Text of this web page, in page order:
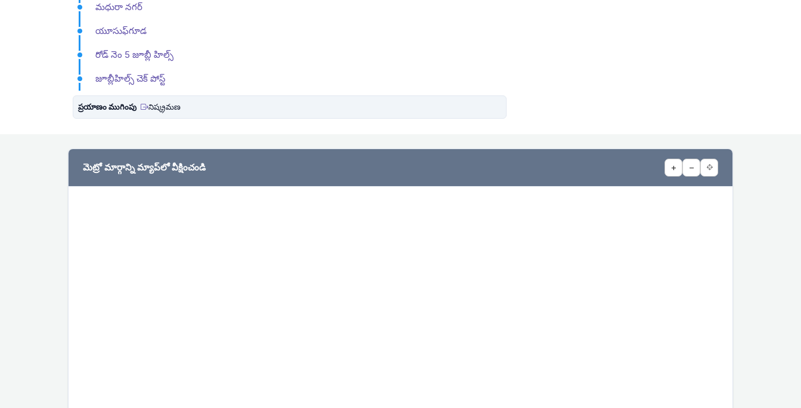
మధురా నగర్
యూసుఫ్‌గూడ
రోడ్ నెం 5 జూబ్లీ హిల్స్
జూబ్లీహిల్స్ చెక్ పోస్ట్
ప్రయాణం ముగింపు నిష్క్రమణ
మెట్రో మార్గాన్ని మ్యాప్‌లో వీక్షించండి + − ⌖